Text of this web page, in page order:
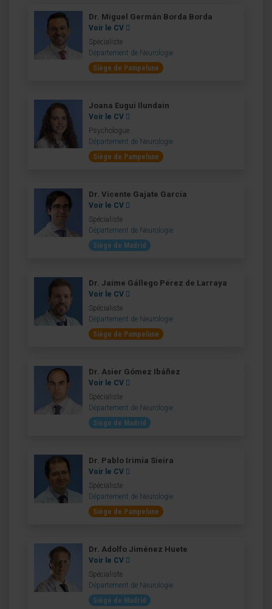
Dr. Miguel Germán Borda Borda
Voir le CV
Spécialiste
Département de Neurologie
Siège de Pampelune
Joana Eugui Ilundain
Voir le CV
Psychologue
Département de Neurologie
Siège de Pampelune
Dr. Vicente Gajate García
Voir le CV
Spécialiste
Département de Neurologie
Siège de Madrid
Dr. Jaime Gállego Pérez de Larraya
Voir le CV
Spécialiste
Département de Neurologie
Siège de Pampelune
Dr. Asier Gómez Ibáñez
Voir le CV
Spécialiste
Département de Neurologie
Siège de Madrid
Dr. Pablo Irimia Sieira
Voir le CV
Spécialiste
Département de Neurologie
Siège de Pampelune
Dr. Adolfo Jiménez Huete
Voir le CV
Spécialiste
Département de Neurologie
Siège de Madrid